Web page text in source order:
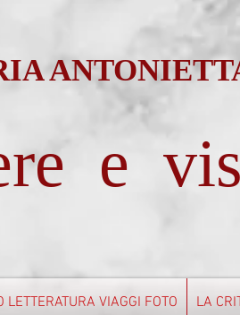
e
LETTERATURA VIAGGI FOTO LA